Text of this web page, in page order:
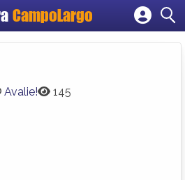
CampoLargo
Cadastrar empresa
Avalie! 145